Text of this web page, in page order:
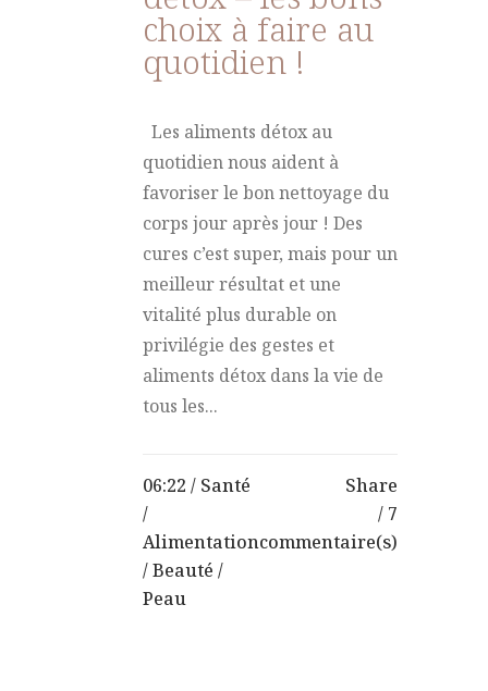
choix à faire au
quotidien !
Les aliments détox au
quotidien nous aident à
favoriser le bon nettoyage du
corps jour après jour ! Des
cures c’est super, mais pour un
meilleur résultat et une
vitalité plus durable on
privilégie des gestes et
aliments détox dans la vie de
tous les...
06:22 / Santé
/
Alimentation
/Beauté /
Peau
Share
7
commentaire(s)